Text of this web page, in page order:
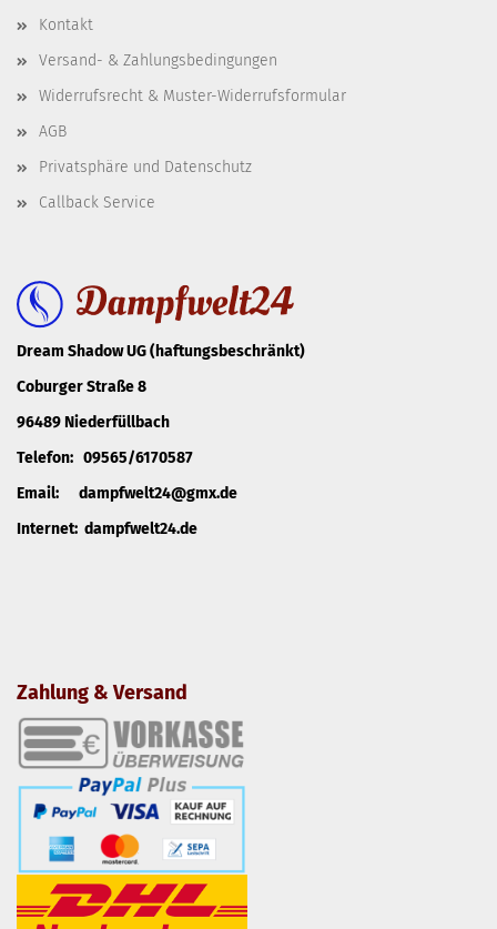
Kontakt
Versand- & Zahlungsbedingungen
Widerrufsrecht & Muster-Widerrufsformular
AGB
Privatsphäre und Datenschutz
Callback Service
Dream Shadow UG (haftungsbeschränkt)
Coburger Straße 8
96489 Niederfüllbach
Telefon: 09565/6170587
Email: dampfwelt24@gmx.de
Internet: dampfwelt24.de
Zahlung & Versand